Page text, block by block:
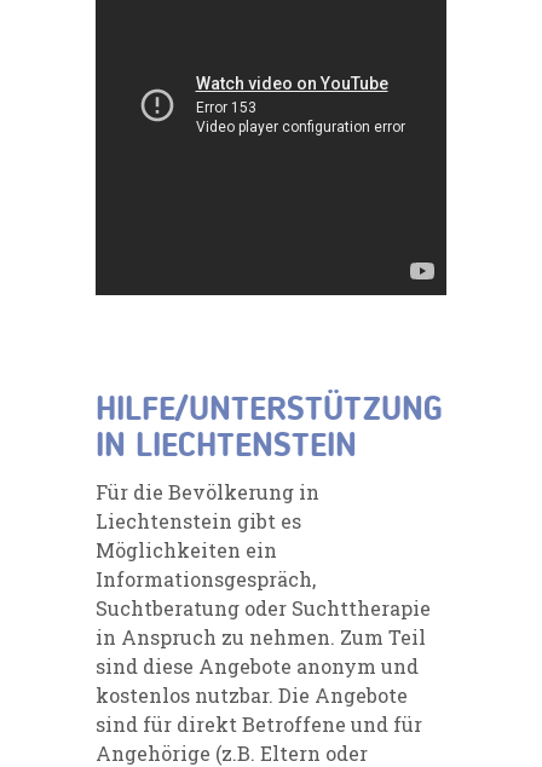
HILFE/UNTERSTÜTZUNG
IN LIECHTENSTEIN
Für die Bevölkerung in
Liechtenstein gibt es
Möglichkeiten ein
Informationsgespräch,
Suchtberatung oder Suchttherapie
in Anspruch zu nehmen. Zum Teil
sind diese Angebote anonym und
kostenlos nutzbar. Die Angebote
sind für direkt Betroffene und für
Angehörige (z.B. Eltern oder